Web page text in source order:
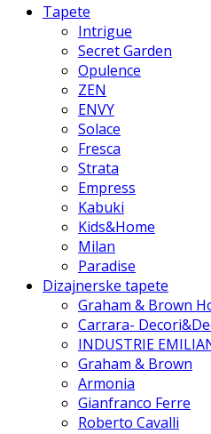
Tapete
Intrigue
Secret Garden
Opulence
ZEN
ENVY
Solace
Fresca
Strata
Empress
Kabuki
Kids&Home
Milan
Paradise
Dizajnerske tapete
Graham & Brown
Carrara-
INDUSTRIE
Graham & Brown
Armonia
Gianfranco Ferre
Roberto Cavalli